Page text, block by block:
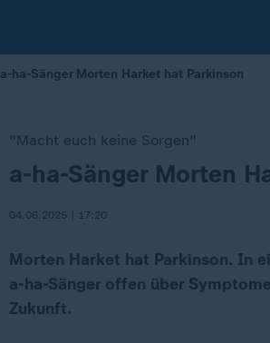
a-ha-Sänger Morten Harket hat Parkinson
"Macht euch keine Sorgen"
:
a-ha-Sänger Morten
04.06.2025 | 17:20
Morten Harket hat Parkinson. In
a-ha-Sänger offen über
Zukunft.